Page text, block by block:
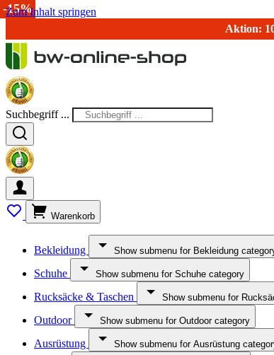
Zum Inhalt springen
Aktion:
Suchbegriff ...
Warenkorb
Bekleidung Show submenu for Bekleidung
Schuhe Show submenu for Schuhe category
Rucksäcke & Taschen Show submenu for
Outdoor Show submenu for Outdoor category
Ausrüstung Show submenu for Ausrüstung
-15%